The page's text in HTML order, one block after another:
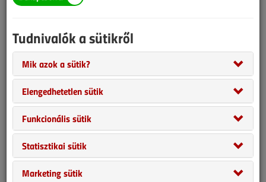
már megkezdődött. Bár még kevesen kapnak észbe, hogy
gondoskodjanak gázkészülékek zavartalan működéséről, a
szakembereknek érdemes felhívni a figyelmet arra, nem csak egy
gázkazán igényli a törődést.
Tudnivalók a sütikről
Mik azok a sütik?
Elengedhetetlen sütik
Funkcionális sütik
Statisztikai sütik
Marketing sütik